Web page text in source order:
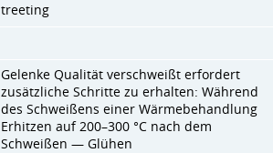
treeting
Gelenke Qualität verschweißt erfordert
zusätzliche Schritte zu erhalten: Während
des Schweißens einer Wärmebehandlung
Erhitzen auf 200–300 °C nach dem
Schweißen — Glühen